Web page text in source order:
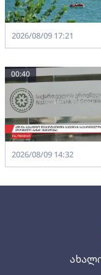
2026/08/09 17:21
00:40
2026/08/09 14:32